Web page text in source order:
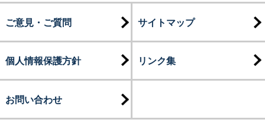
ご意見・ご質問 サイトマップ
個人情報保護方針 リンク集
お問い合わせ